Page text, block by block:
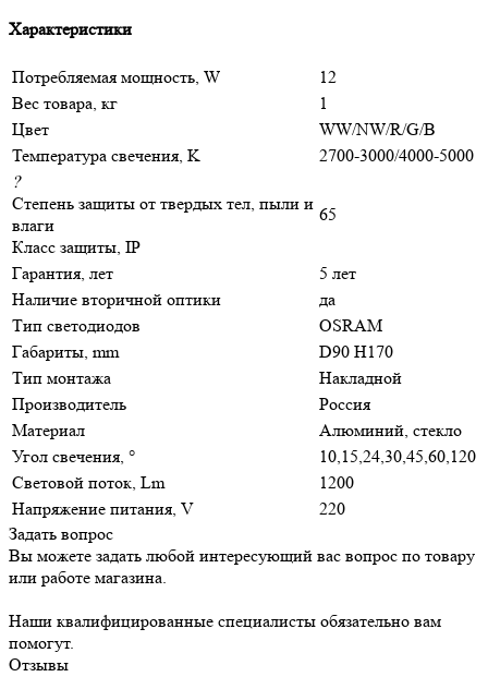
Характеристики
Потребляемая мощность, W
12
Вес товара, кг
1
Цвет
WW/NW/R/G/B
Температура свечения, K
2700-3000/4000-5000
?
Степень защиты от твердых тел, пыли и
влаги
Класс защиты, IP
65
Гарантия, лет
5 лет
Наличие вторичной оптики
да
Тип светодиодов
OSRAM
Габариты, mm
D90 H170
Тип монтажа
Накладной
Производитель
Россия
Материал
Алюминий, стекло
Угол свечения, °
10,15,24,30,45,60,120
Световой поток, Lm
1200
Напряжение питания, V
220
Задать вопрос
Вы можете задать любой интересующий вас вопрос по товару
или работе магазина.
Наши квалифицированные специалисты обязательно вам
помогут.
Отзывы